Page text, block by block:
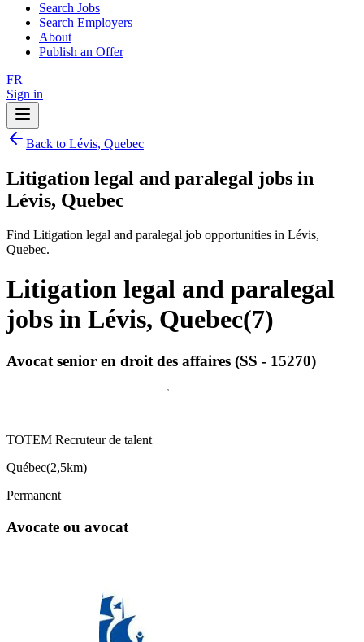
Search Jobs
Search Employers
About
Publish an Offer
FR
Sign in
Back to Lévis, Quebec
Litigation legal and paralegal jobs in
Lévis, Quebec
Find Litigation legal and paralegal job opportunities in Lévis,
Quebec.
Litigation legal and paralegal
jobs in Lévis, Quebec(7)
Avocat senior en droit des affaires (SS - 15270)
TOTEM Recruteur de talent
Québec(2,5km)
Permanent
Avocate ou avocat